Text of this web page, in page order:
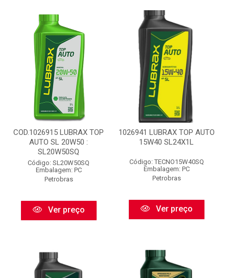
COD.1026915 LUBRAX TOP
AUTO SL 20W50 :
SL20W50SQ
Código: SL20W50SQ
Embalagem: PC
Petrobras
Ver preço
1026941 LUBRAX TOP AUTO
15W40 SL24X1L
Código: TECNO15W40SQ
Embalagem: PC
Petrobras
Ver preço